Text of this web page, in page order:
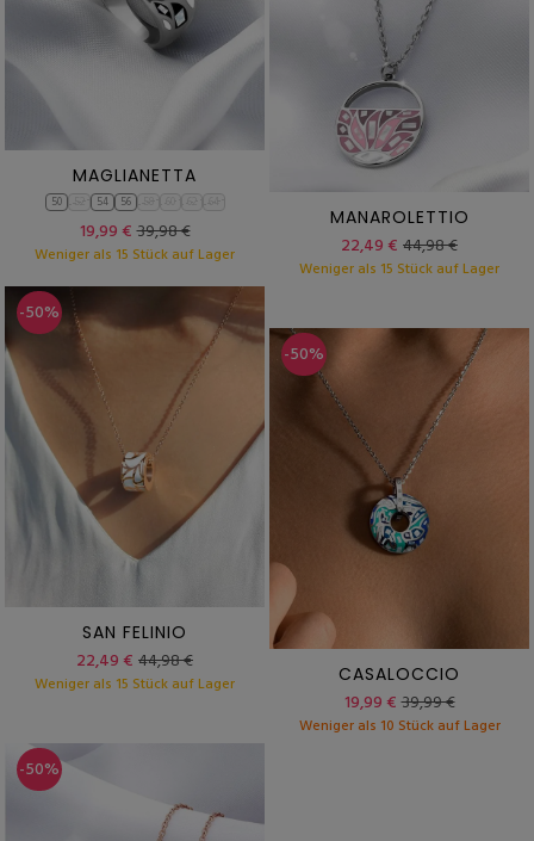
MAGLIANETTA
50 54 56
19,99 €39,98 €
Weniger als 15 Stück auf Lager
MANAROLETTIO
22,49 € 44,98 €
Weniger als 15 Stück auf Lager
-50%
SAN FELINIO
22,49 € 44,98 €
Weniger als 15 Stück auf Lager
-50%
CASALOCCIO
19,99 €39,99 €
Weniger als 10 Stück auf Lager
-50%